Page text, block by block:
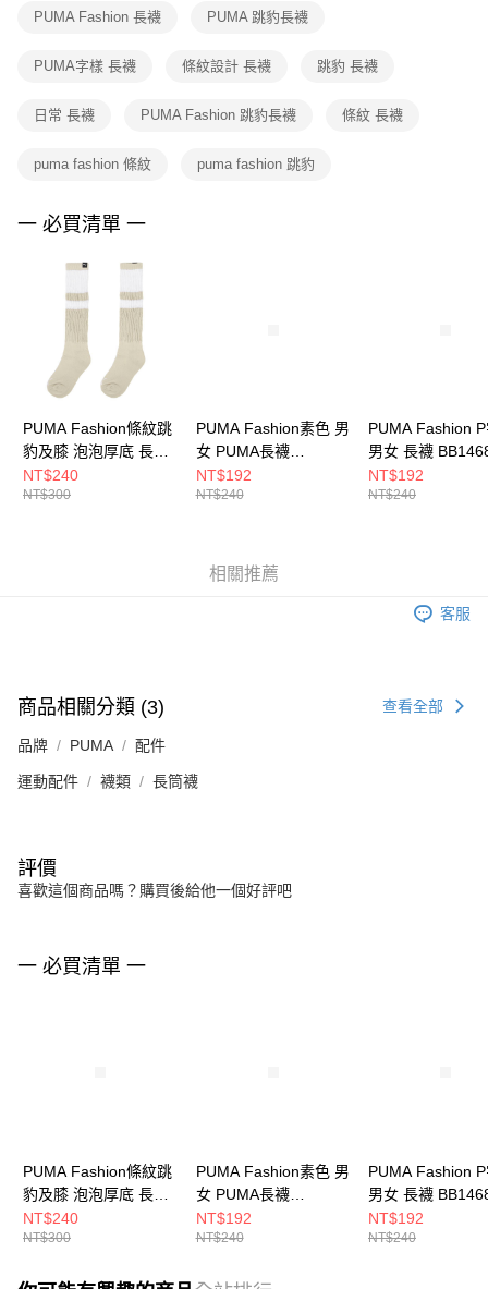
客戶支援中心」https://netprotections.freshdesk.com/support/home
１．透過由恩沛科技股份有限公司提供之「AFTEE先享後付」服務完成之交
權轉讓予恩沛科技股份有限公司。
３．未成年的使用者請事先徵得法定代理人或監護人之同意方可使用
４．使用「AFTEE先享後付」時，將依據個別帳號之用戶狀況，依本公司即
請求用戶進行身份認證。
恩沛科技股份有限公司將有權停止該用戶之使用額度並採取法律行動。
PUMA Fashion 長襪 PUMA 跳豹長襪
PUMA字樣 長襪 條紋設計 長襪 跳豹 長襪
日常 長襪 PUMA Fashion 跳豹長襪 條紋 長襪
puma fashion 條紋 puma fashion 跳豹
一 必買清單 一
PUMA Fashion條紋跳
豹及膝 泡泡厚底 長襪
BB150801
NT$240
NT$300
PUMA Fashion素色 男
女 PUMA長襪
BB142107
NT$192
NT$240
PUMA Fashion
男女 長襪
NT$192
NT$240
相關推薦
客服
商品相關分類 (3) 查看全部
品牌 PUMA 配件
運動配件 襪類 長筒襪
評價
喜歡這個商品嗎？購買後給他一個好評吧
一 必買清單 一
PUMA Fashion條紋跳
豹及膝 泡泡厚底 長襪
BB150801
NT$240
NT$300
PUMA Fashion素色 男
女 PUMA長襪
BB142107
NT$192
NT$240
PUMA Fashion
男女 長襪
NT$192
NT$240